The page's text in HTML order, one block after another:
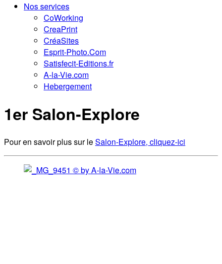
Nos services
CoWorking
CreaPrint
CréaSites
Esprit-Photo.Com
Satisfecit-Editions.fr
A-la-Vie.com
Hebergement
1er Salon-Explore
Pour en savoir plus sur leSalon-Explore, cliquez-ici